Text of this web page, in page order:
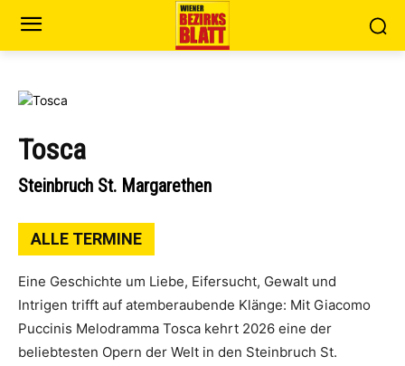
Tosca
Steinbruch St. Margarethen
ALLE TERMINE
Eine Geschichte um Liebe, Eifersucht, Gewalt und
Intrigen trifft auf atemberaubende Klänge: Mit Giacomo
Puccinis Melodramma Tosca kehrt 2026 eine der
beliebtesten Opern der Welt in den Steinbruch St.